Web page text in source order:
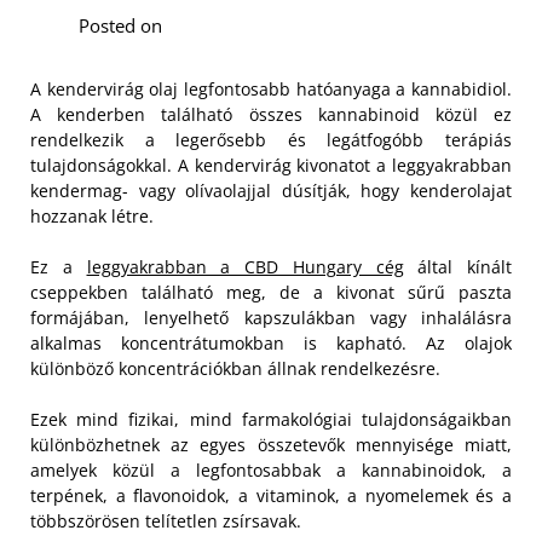
Posted on
A kendervirág olaj legfontosabb hatóanyaga a kannabidiol.
A kenderben található összes kannabinoid közül ez
rendelkezik a legerősebb és legátfogóbb terápiás
tulajdonságokkal. A kendervirág kivonatot a leggyakrabban
kendermag- vagy olívaolajjal dúsítják, hogy kenderolajat
hozzanak létre.
Ez a leggyakrabban a CBD Hungary cégáltal kínált
cseppekben található meg, de a kivonat sűrű paszta
formájában, lenyelhető kapszulákban vagy inhalálásra
alkalmas koncentrátumokban is kapható. Az olajok
különböző koncentrációkban állnak rendelkezésre.
Ezek mind fizikai, mind farmakológiai tulajdonságaikban
különbözhetnek az egyes összetevők mennyisége miatt,
amelyek közül a legfontosabbak a kannabinoidok, a
terpének, a flavonoidok, a vitaminok, a nyomelemek és a
többszörösen telítetlen zsírsavak.